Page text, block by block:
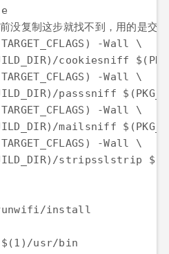
没复制这步就找不到，用的是交
-Wall \
cookiesniff
-Wall \
passsniff
-Wall \
mailsniff
-Wall \
stripsslstrip
install
usr/bin